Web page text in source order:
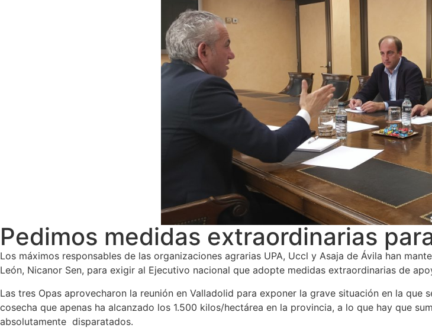
Pedimos medidas extraordinarias
Los máximos responsables de las organizaciones agrarias UPA, Uccl y Asaja de Ávila han
León, Nicanor Sen, para exigir al Ejecutivo nacional que adopte medidas extraordinarias de
Las tres Opas aprovecharon la reunión en Valladolid para exponer la grave situación en la
cosecha que apenas ha alcanzado los 1.500 kilos/hectárea en la provincia, a lo que hay que
absolutamente disparatados.